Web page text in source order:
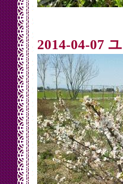
2014-04-07